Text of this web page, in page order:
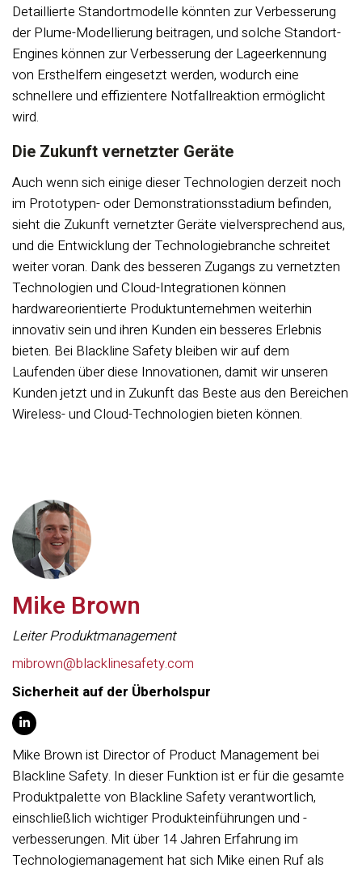
Detaillierte Standortmodelle könnten zur Verbesserung
der Plume-Modellierung beitragen, und solche Standort-
Engines können zur Verbesserung der Lageerkennung
von Ersthelfern eingesetzt werden, wodurch eine
schnellere und effizientere Notfallreaktion ermöglicht
wird.
Die Zukunft vernetzter Geräte
Auch wenn sich einige dieser Technologien derzeit noch
im Prototypen- oder Demonstrationsstadium befinden,
sieht die Zukunft vernetzter Geräte vielversprechend aus,
und die Entwicklung der Technologiebranche schreitet
weiter voran. Dank des besseren Zugangs zu vernetzten
Technologien und Cloud-Integrationen können
hardwareorientierte Produktunternehmen weiterhin
innovativ sein und ihren Kunden ein besseres Erlebnis
bieten. Bei Blackline Safety bleiben wir auf dem
Laufenden über diese Innovationen, damit wir unseren
Kunden jetzt und in Zukunft das Beste aus den Bereichen
Wireless- und Cloud-Technologien bieten können.
Mike Brown
Leiter Produktmanagement
mibrown@blacklinesafety.com
Sicherheit auf der Überholspur
Mike Brown ist Director of Product Management bei
Blackline Safety. In dieser Funktion ist er für die gesamte
Produktpalette von Blackline Safety verantwortlich,
einschließlich wichtiger Produkteinführungen und -
verbesserungen. Mit über 14 Jahren Erfahrung im
Technologiemanagement hat sich Mike einen Ruf als